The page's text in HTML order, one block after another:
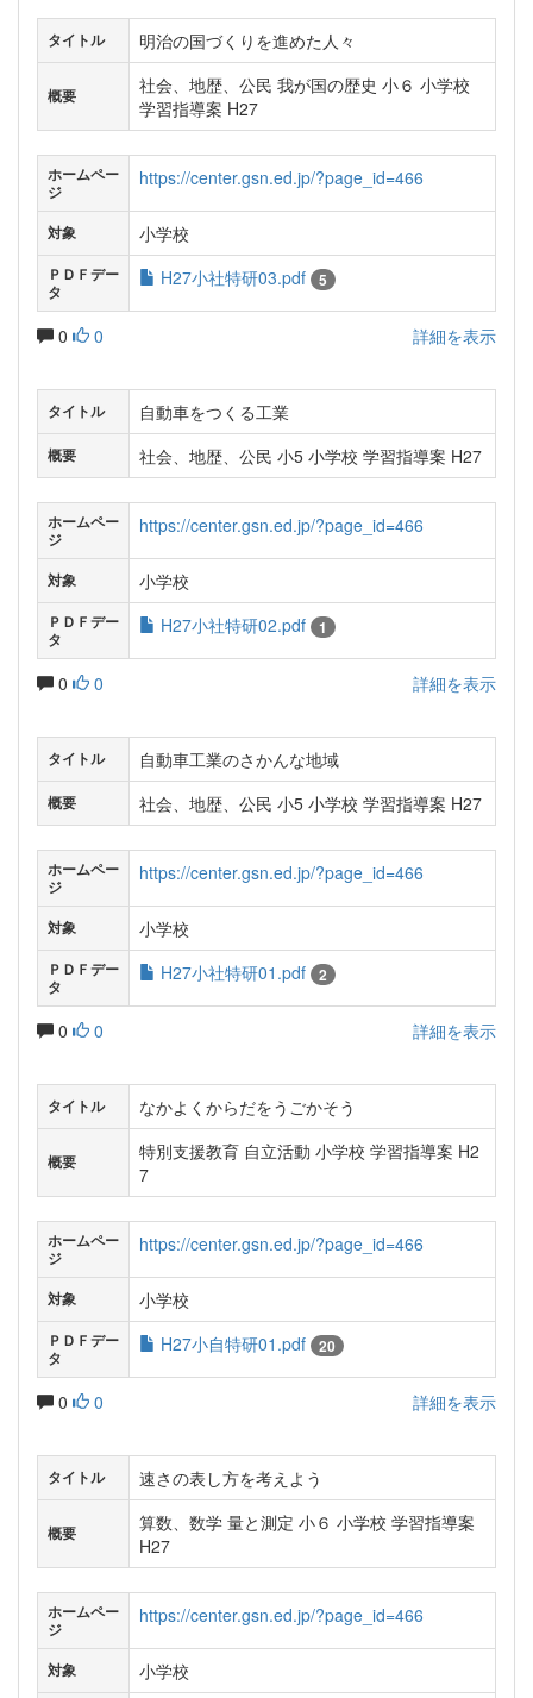
タイトル 明治の国づくりを進めた人々
概要
社会、地歴、公民 我が国の歴史 小６ 小学校
学習指導案 H27
ホームペー
ジ
https://center.gsn.ed.jp/?page_id=466
対象 小学校
ＰＤＦデー
タ
H27小社特研03.pdf 5
0 0 詳細を表示
タイトル 自動車をつくる工業
概要 社会、地歴、公民 小5 小学校 学習指導案 H27
ホームペー
ジ
https://center.gsn.ed.jp/?page_id=466
対象 小学校
ＰＤＦデー
タ
H27小社特研02.pdf 1
0 0 詳細を表示
タイトル 自動車工業のさかんな地域
概要 社会、地歴、公民 小5 小学校 学習指導案 H27
ホームペー
ジ
https://center.gsn.ed.jp/?page_id=466
対象 小学校
ＰＤＦデー
タ
H27小社特研01.pdf 2
0 0 詳細を表示
タイトル なかよくからだをうごかそう
概要
特別支援教育 自立活動 小学校 学習指導案 H2
7
ホームペー
ジ
https://center.gsn.ed.jp/?page_id=466
対象 小学校
ＰＤＦデー
タ
H27小自特研01.pdf 20
0 0 詳細を表示
タイトル 速さの表し方を考えよう
概要
算数、数学 量と測定 小６ 小学校 学習指導案
H27
ホームペー
ジ
https://center.gsn.ed.jp/?page_id=466
対象 小学校